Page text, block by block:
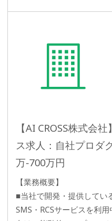
【AI CROSS株式会
ス求人：自社プロダ
万-700万円
【業務概要】
■当社で開発・提供してい
SMS・RCSサービスを利